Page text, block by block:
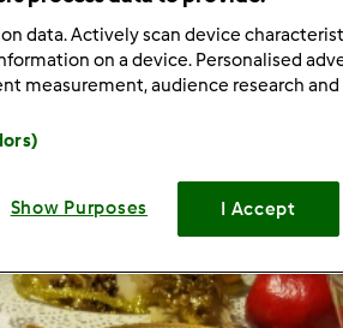
con verza stufata e soufflé ai
fagioli e verdure
data. Actively scan device
on a device. Personalised
measurement, audience research and
Show Purposes I Accept